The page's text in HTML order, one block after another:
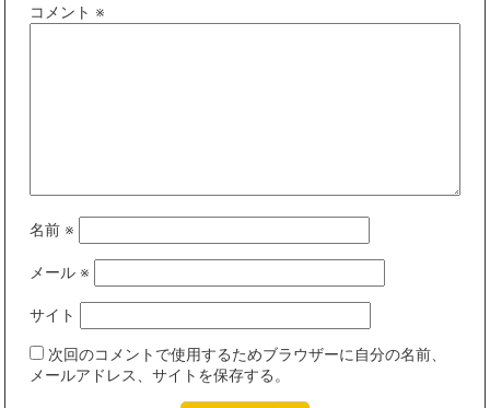
コメント ※
名前 ※
メール ※
サイト
次回のコメントで使用するためブラウザーに自分の名前、
メールアドレス、サイトを保存する。